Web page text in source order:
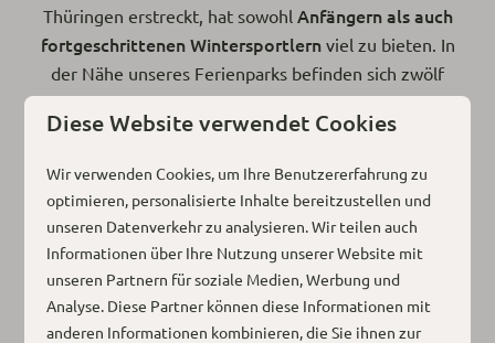
Thüringen erstreckt, hat sowohl Anfängern als auch
fortgeschrittenen Wintersportlernviel zu bieten. In
der Nähe unseres Ferienparks befinden sich zwölf
verschiedene Skigebiete, die alle ihren ganz eigenen
Charme haben.
Wintersport in Braunlage
Nur 30 Autominuten von Bad Sachsa entfernt
liegt das Skigebiet Wurmberg bei Braunlage, das
Diese Website verwendet Cookies
Wir verwenden Cookies, um Ihre Benutzererfahrung zu
optimieren, personalisierte Inhalte bereitzustellen und
unseren Datenverkehr zu analysieren. Wir teilen auch
Informationen über Ihre Nutzung unserer Website mit
unseren Partnern für soziale Medien, Werbung und
Analyse. Diese Partner können diese Informationen mit
anderen Informationen kombinieren, die Sie ihnen zur